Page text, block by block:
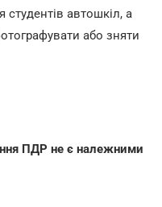
автошкіл, а
або зняти
ПДР не є належними